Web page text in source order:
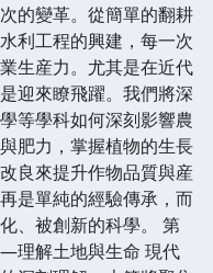
的變革。從簡單的翻耕
利工程的興建，每一次
生産力。尤其是在近代
迎來瞭飛躍。我們將深
等學科如何深刻影響農
肥力，掌握植物的生長
良來提升作物品質與産
是單純的經驗傳承，而
、被創新的科學。 第
理解土地與生命 現代